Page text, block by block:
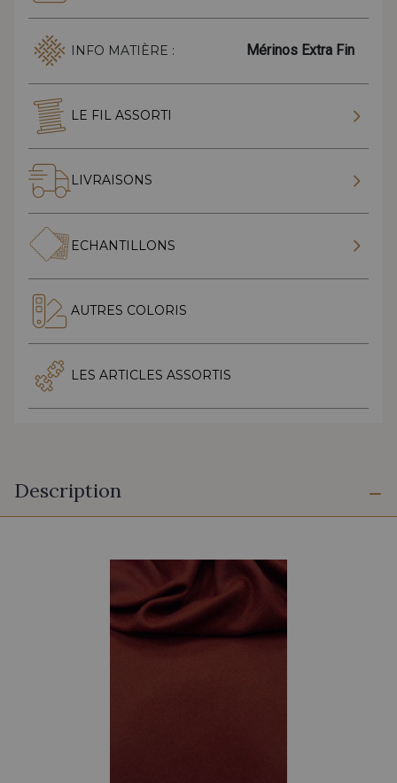
INFO MATIÈRE : Mérinos Extra Fin
LE FIL ASSORTI
LIVRAISONS
ECHANTILLONS
AUTRES COLORIS
LES ARTICLES ASSORTIS
Description